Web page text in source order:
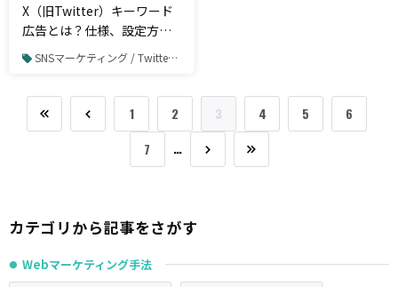
X（旧Twitter）キーワード
広告とは？仕様、設定方
法、注意点を徹底解説
SNSマーケティング / Twitter / Twitter広告
1 2 3 4 5
6
7
…
カテゴリから記事をさがす
● Webマーケティング手法